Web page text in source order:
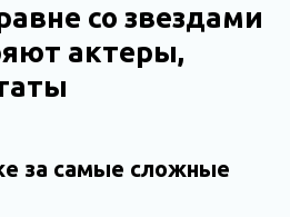
со звездами
актеры,
за самые сложные